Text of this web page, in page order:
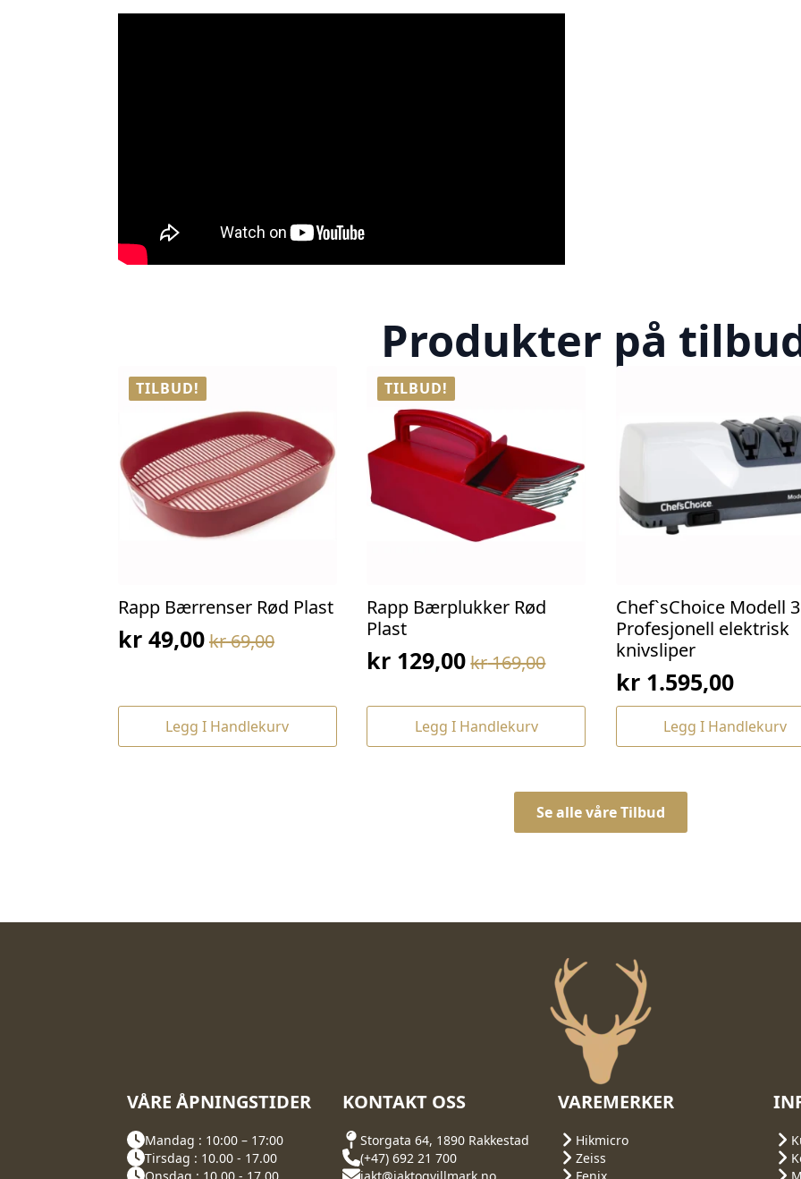
Produkter på
TILBUD!
Rapp Bærrenser Rød Plast
kr69,00
Opprinnelig
var:
kr 69,00.
kr 49,00
Nåværende
er:
kr 49,00.
Legg I Handlekurv
TILBUD!
Rapp Bærplukker Rød
Plast
kr169,00
Opprinnelig
pris
kr 169,00.
kr 129,00
Nåværende
pris
kr 129,00.
Legg I Handlekurv
Chef`sChoice Modell
Profesjonell elektrisk
knivsliper
kr1.595,00
Legg I Handlekurv
Se alle våre Tilbud
VÅRE ÅPNINGSTIDER
Mandag : 10:00 – 17:00
Tirsdag : 10.00 - 17.00
KONTAKT OSS
Storgata 64, 1890 Rakkestad
(+47) 692 21 700
VAREMERKER
Hikmicro
Zeiss